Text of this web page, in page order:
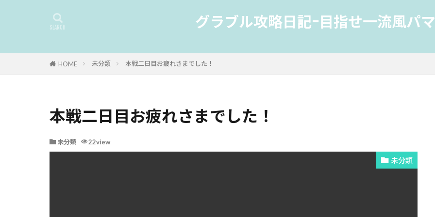
グラブル攻略日記-目指せ一流風パ
HOME 未分類 本戦二日目お疲れさまでした！
本戦二日目お疲れさまでした！
未分類 22view
未分類